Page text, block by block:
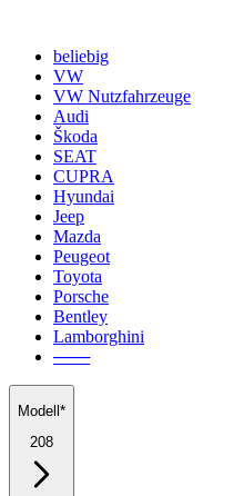
beliebig
VW
VW Nutzfahrzeuge
Audi
Škoda
SEAT
CUPRA
Hyundai
Jeep
Mazda
Peugeot
Toyota
Porsche
Bentley
Lamborghini
───
Modell*
208